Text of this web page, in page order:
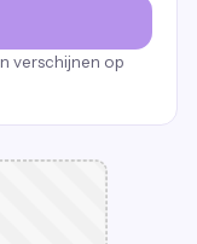
verschijnen op